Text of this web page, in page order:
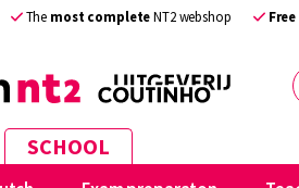
The most completeNT2 webshop
SCHOOL